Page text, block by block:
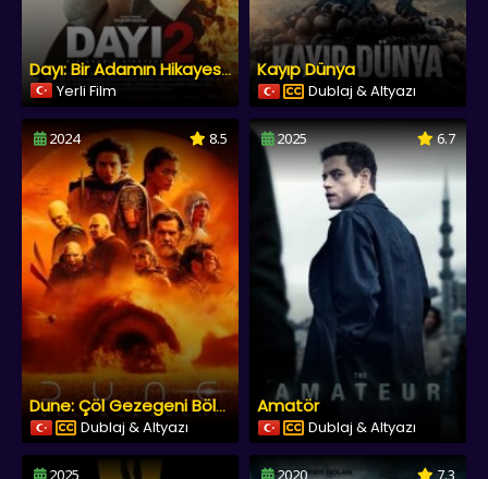
Dayı: Bir Adamın Hikayesi 2
Yerli Film
Kayıp Dünya
Dublaj & Altyazı
2024 8.5
Dune: Çöl Gezegeni Bölüm İki
Dublaj & Altyazı
2025 6.7
Amatör
Dublaj & Altyazı
2025 2020 7.3